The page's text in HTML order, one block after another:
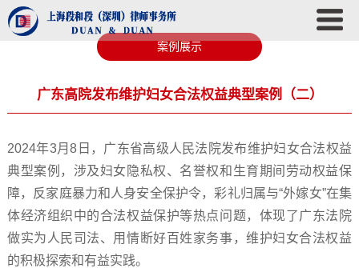
案例展示
广东高院发布维护妇女合法权益典型案例（二）
2024年3月8日，广东省高级人民法院发布维护妇女合法权益
典型案例，涉及妇女隐私权、名誉权和生育期间劳动权益保
障，反家庭暴力和人身安全保护令，彩礼归属与“外嫁女”在集
体经济组织中的合法权益保护等热点问题，体现了广东法院
做实为人民司法、用情断好百姓家务事，维护妇女合法权益
的积极探索和有益实践。